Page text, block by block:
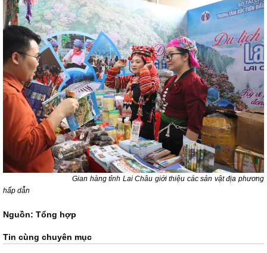
Gian hàng tỉnh Lai Châu giới thiệu các sản vật địa phương
hấp dẫn
Nguồn: Tổng hợp
Tin cùng chuyên mục